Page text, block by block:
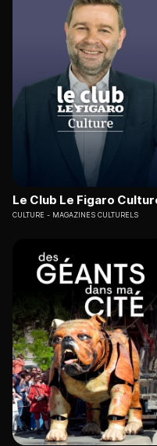
Le Club Le Figaro
CULTURE MAGAZINES CULTURELS